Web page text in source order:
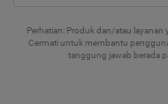
Perhatian: Produk dan/atau
Cermati untuk membantu
tanggung jawab berada